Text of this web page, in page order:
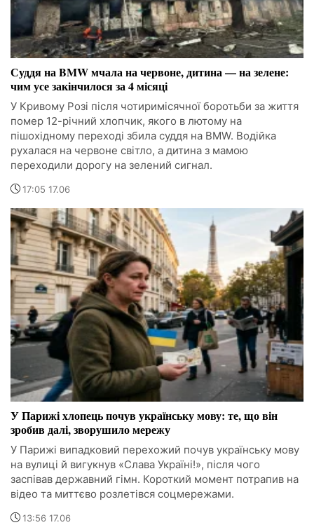
Суддя на BMW мчала на червоне, дитина — на зелене:
чим усе закінчилося за 4 місяці
У Кривому Розі після чотиримісячної боротьби за життя
помер 12-річний хлопчик, якого в лютому на
пішохідному переході збила суддя на BMW. Водійка
рухалася на червоне світло, а дитина з мамою
переходили дорогу на зелений сигнал.
17:05 17.06
У Парижі хлопець почув українську мову: те, що він
зробив далі, зворушило мережу
У Парижі випадковий перехожий почув українську мову
на вулиці й вигукнув «Слава Україні!», після чого
заспівав державний гімн. Короткий момент потрапив на
відео та миттєво розлетівся соцмережами.
13:56 17.06